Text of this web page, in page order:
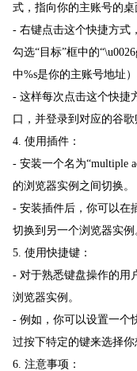
式，指向你的主账号的桌
- 右键点击这个快捷方式
勾选“目标”框中的
中%s是你的主账号地址）
- 这样每次点击这个快捷
口，并登录到对应的谷歌
4. 使用插件：
- 安装一个名为“multiple
的浏览器实例之间切换。
- 安装插件后，你可以在
切换到另一个浏览器实例
5. 使用快捷键：
- 对于熟悉键盘操作的用
浏览器实例。
- 例如，你可以设置一个
过按下特定的键来选择你
6. 注意事项：